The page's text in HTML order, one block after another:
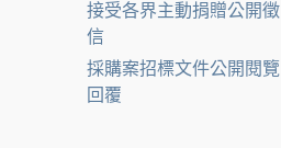
接受各界主動捐贈公開徵
信
採購案招標文件公開閱覽
回覆